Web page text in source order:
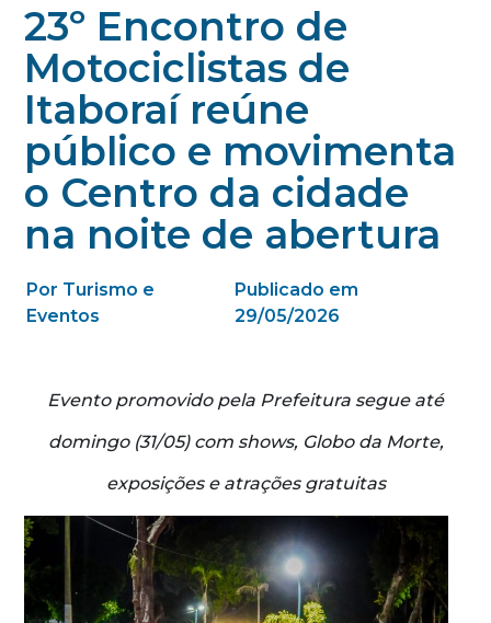
23º Encontro de
Motociclistas de
Itaboraí reúne
público e movimenta
o Centro da cidade
na noite de abertura
Por Turismo e
Eventos
Publicado em
29/05/2026
Evento promovido pela Prefeitura segue até
domingo (31/05) com shows, Globo da Morte,
exposições e atrações gratuitas